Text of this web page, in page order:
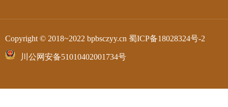
Copyright © 2018~2022 bpbsczyy.cn 蜀ICP备18028324号-2
川公网安备51010402001734号